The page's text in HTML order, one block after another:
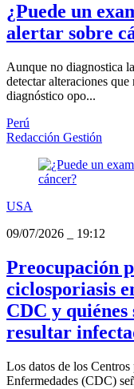
¿Puede un
alertar sobre
Aunque no diagnostica
detectar alteraciones
diagnóstico opo...
Perú
Redacción Gestión
USA
09/07/2026
19:12
Preocupación
ciclosporiasis
CDC y quiénes
resultar
Los datos de los
Enfermedades (CDC)